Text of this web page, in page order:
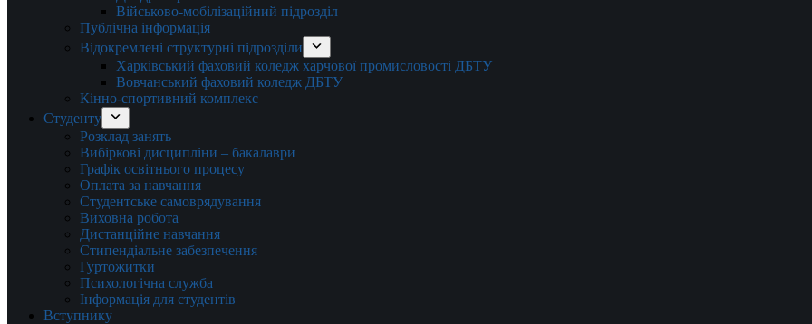
Військово-мобілізаційний підрозділ
Публічна інформація
Відокремлені структурні підрозділи
Харківський фаховий коледж харчової промисловості ДБТУ
Вовчанський фаховий коледж ДБТУ
Кінно-спортивний комплекс
Студенту
Розклад занять
Вибіркові дисципліни – бакалаври
Графік освітнього процесу
Оплата за навчання
Студентське самоврядування
Виховна робота
Дистанційне навчання
Стипендіальне забезпечення
Гуртожитки
Психологічна служба
Інформація для студентів
Вступнику